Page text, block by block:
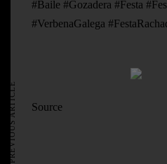
AVISO
#Baile #Gozadera #Festa
#VerbenaGalega
Source
PREVIOUS ARTICLE